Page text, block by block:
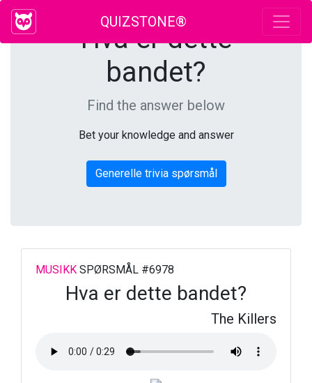
QUIZSTONE®
Hva er dette
bandet?
Find the answer below
Bet your knowledge and answer
Generelle trivia spørsmål
MUSIKK SPØRSMÅL #6978
Hva er dette bandet?
The Killers